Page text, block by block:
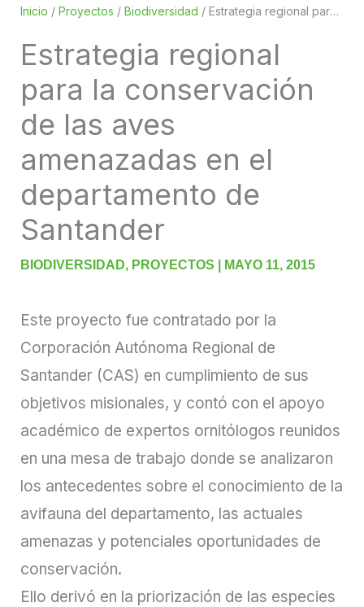
Inicio /Proyectos /Biodiversidad /Estrategia regional para la conservación de las aves amenazadas en el departamento de Santander
Estrategia regional
para la conservación
de las aves
amenazadas en el
departamento de
Santander
BIODIVERSIDAD, PROYECTOS MAYO 11, 2015
Este proyecto fue contratado por la
Corporación Autónoma Regional de
Santander (CAS) en cumplimiento de sus
objetivos misionales, y contó con el apoyo
académico de expertos ornitólogos reunidos
en una mesa de trabajo donde se analizaron
los antecedentes sobre el conocimiento de la
avifauna del departamento, las actuales
amenazas y potenciales oportunidades de
conservación.
Ello derivó en la priorización de las especies